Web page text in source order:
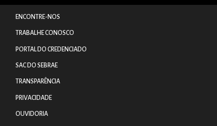
ENCONTRE-NOS
TRABALHE CONOSCO
PORTAL DO CREDENCIADO
SAC DO SEBRAE
TRANSPARÊNCIA
PRIVACIDADE
OUVIDORIA